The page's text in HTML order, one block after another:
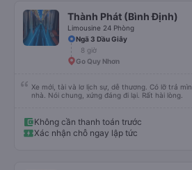
Thành Phát (Bình Định)
Limousine 24 Phòng
Ngã 3 Dầu Giây
8 giờ
Go Quy Nhơn
Xe mới, tài và lơ lịch sự, dễ thương. Có lỡ trả
nhà. Nói chung, xứng đáng đi lại. Rất hài lòng.
Không cần thanh toán trước
Xác nhận chỗ ngay lập tức